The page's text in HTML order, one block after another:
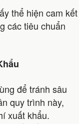
thể hiện cam kết
các tiêu chuẩn
để tránh sâu
quy trình này,
xuất khẩu.